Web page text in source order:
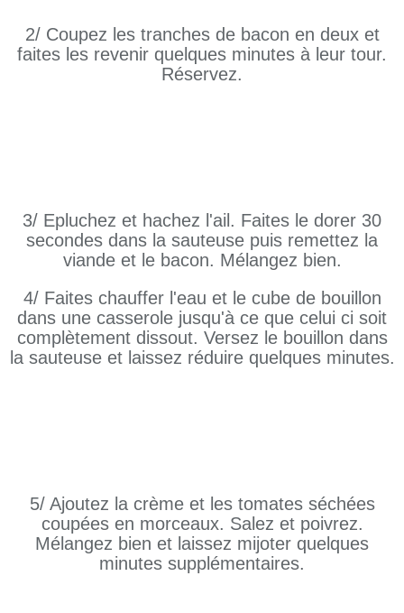
2/ Coupez les tranches de bacon en deux et
faites les revenir quelques minutes à leur tour.
Réservez.
3/ Epluchez et hachez l'ail. Faites le dorer 30
secondes dans la sauteuse puis remettez la
viande et le bacon. Mélangez bien.
4/ Faites chauffer l'eau et le cube de bouillon
dans une casserole jusqu'à ce que celui ci soit
complètement dissout. Versez le bouillon dans
la sauteuse et laissez réduire quelques minutes.
5/ Ajoutez la crème et les tomates séchées
coupées en morceaux. Salez et poivrez.
Mélangez bien et laissez mijoter quelques
minutes supplémentaires.